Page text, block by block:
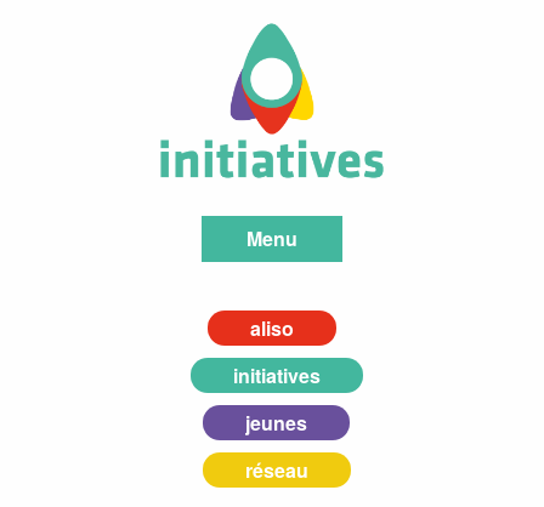
Menu
aliso
initiatives
jeunes
réseau